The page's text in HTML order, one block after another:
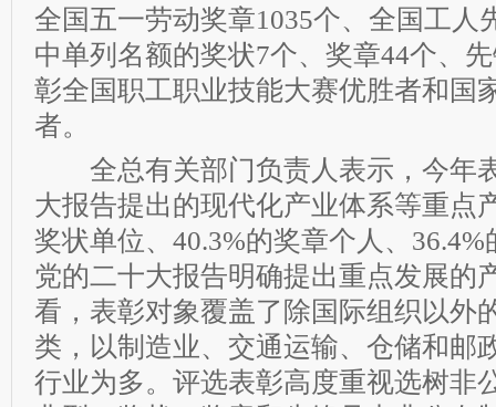
全国五一劳动奖章1035个、全国工人
中单列名额的奖状7个、奖章44个、
彰全国职工职业技能大赛优胜者和国
者。
全总有关部门负责人表示，今年
大报告提出的现代化产业体系等重点
奖状单位、40.3%的奖章个人、
党的二十大报告明确提出重点发展的
看，表彰对象覆盖了除国际组织以外
类，以制造业、交通运输、仓储和邮
行业为多。评选表彰高度重视选树非